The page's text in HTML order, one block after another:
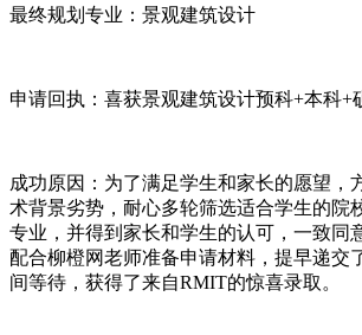
最终规划专业：景观建筑设计
申请回执：喜获景观建筑设计预科+本科+
成功原因：为了满足学生和家长的愿望，
术背景劣势，耐心多轮筛选适合学生的院
专业，并得到家长和学生的认可，一致同
配合柳橙网老师准备申请材料，提早递交
间等待，获得了来自RMIT的惊喜录取。